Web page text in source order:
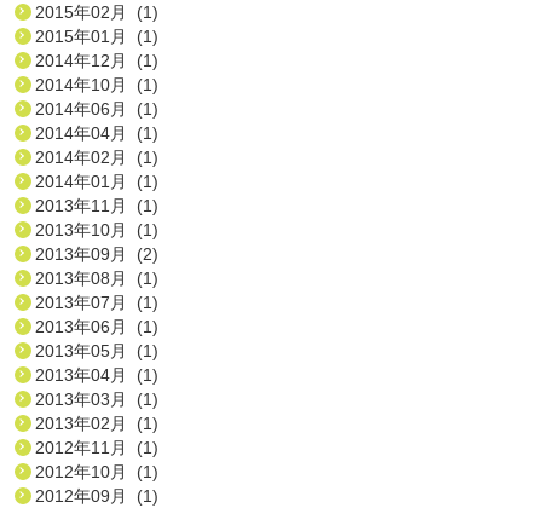
2015年02月 (1)
2015年01月 (1)
2014年12月 (1)
2014年10月 (1)
2014年06月 (1)
2014年04月 (1)
2014年02月 (1)
2014年01月 (1)
2013年11月 (1)
2013年10月 (1)
2013年09月 (2)
2013年08月 (1)
2013年07月 (1)
2013年06月 (1)
2013年05月 (1)
2013年04月 (1)
2013年03月 (1)
2013年02月 (1)
2012年11月 (1)
2012年10月 (1)
2012年09月 (1)